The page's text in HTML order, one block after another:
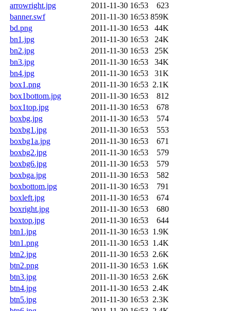
arrowright.jpg
2011-11-30 16:53
623
banner.swf
2011-11-30 16:53 859K
bd.png
2011-11-30 16:53
44K
bn1.jpg
2011-11-30 16:53
24K
bn2.jpg
2011-11-30 16:53
25K
bn3.jpg
2011-11-30 16:53
34K
bn4.jpg
2011-11-30 16:53
31K
box1.png
2011-11-30 16:53 2.1K
box1bottom.jpg
2011-11-30 16:53
812
box1top.jpg
2011-11-30 16:53
678
boxbg.jpg
2011-11-30 16:53
574
boxbg1.jpg
2011-11-30 16:53
553
boxbg1a.jpg
2011-11-30 16:53
671
boxbg2.jpg
2011-11-30 16:53
579
boxbg6.jpg
2011-11-30 16:53
579
boxbga.jpg
2011-11-30 16:53
582
boxbottom.jpg
2011-11-30 16:53
791
boxleft.jpg
2011-11-30 16:53
674
boxright.jpg
2011-11-30 16:53
680
boxtop.jpg
2011-11-30 16:53
644
btn1.jpg
2011-11-30 16:53 1.9K
btn1.png
2011-11-30 16:53 1.4K
btn2.jpg
2011-11-30 16:53 2.6K
btn2.png
2011-11-30 16:53 1.6K
btn3.jpg
2011-11-30 16:53 2.6K
btn4.jpg
2011-11-30 16:53 2.4K
btn5.jpg
2011-11-30 16:53 2.3K